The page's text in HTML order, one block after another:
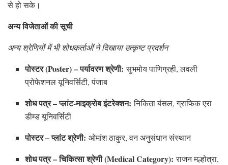
से हो सके।
अन्य विजेताओं की सूची
अन्य श्रेणियों में भी शोधकर्ताओं ने दिखाया उत्कृष्ट प्रदर्शन
पोस्टर (Poster) – पर्यावरण श्रेणी: सुभमोय पाणिग्रही, लवली
प्रोफेशनल यूनिवर्सिटी, पंजाब
शोध पत्र – प्लांट-माइक्रोब इंटरेक्शन: निकिता बंसल, ग्राफिक एरा
डीम्ड यूनिवर्सिटी
पोस्टर – प्लांट श्रेणी: ओमांश ठाकुर, वन अनुसंधान संस्थान
शोध पत्र – चिकित्सा श्रेणी (Medical Category): राजन मल्होत्रा,